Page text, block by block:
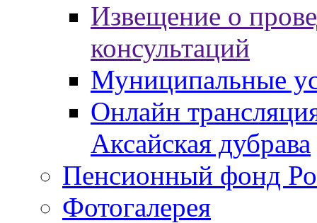
Извещение о
консультаций
Муниципальные
Онлайн
Аксайская дубрава
Пенсионный фонд
Фотогалерея